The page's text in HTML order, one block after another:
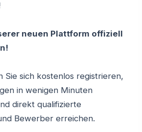
neuen Plattform offiziell
Sie sich kostenlos registrieren,
in wenigen Minuten
direkt qualifizierte
Bewerber erreichen.